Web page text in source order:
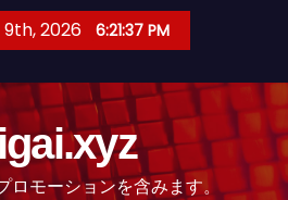
9th, 2026 6:21:39 PM
ロモーションを含みます。